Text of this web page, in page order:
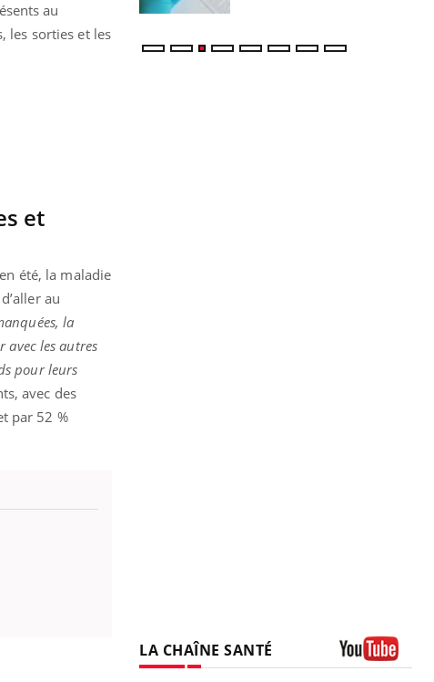
au
les sorties et les
et
été, la maladie
au
la
avec les autres
pour leurs
avec des
par 52 %
LA CHAÎNE SANTÉ